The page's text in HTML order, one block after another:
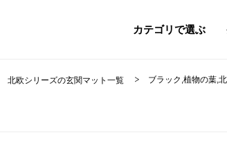
カテゴリで選ぶ
北欧シリーズの玄関マット一覧 ブラック,植物の葉,